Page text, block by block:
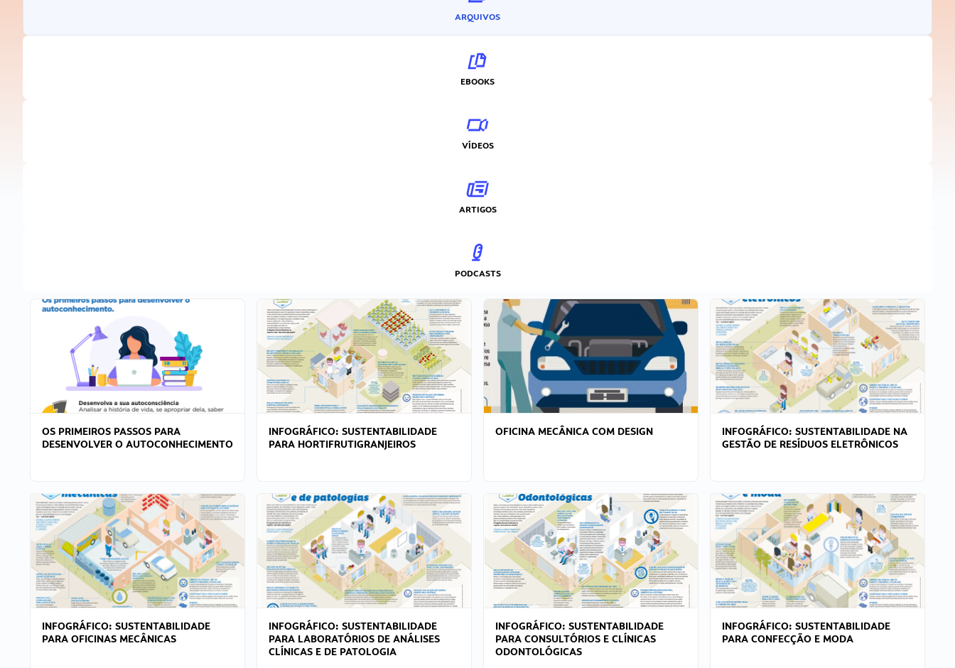
ARQUIVOS
EBOOKS
VÍDEOS
ARTIGOS
PODCASTS
OS PRIMEIROS PASSOS PARA
DESENVOLVER O AUTOCONHECIMENTO
INFOGRÁFICO: SUSTENTABILIDADE
PARA HORTIFRUTIGRANJEIROS
OFICINA MECÂNICA COM DESIGN
INFOGRÁFICO: SUSTENTABILIDADE NA
GESTÃO DE RESÍDUOS ELETRÔNICOS
INFOGRÁFICO: SUSTENTABILIDADE
PARA OFICINAS MECÂNICAS
INFOGRÁFICO: SUSTENTABILIDADE
PARA LABORATÓRIOS DE ANÁLISES
CLÍNICAS E DE PATOLOGIA
INFOGRÁFICO: SUSTENTABILIDADE
PARA CONSULTÓRIOS E CLÍNICAS
ODONTOLÓGICAS
INFOGRÁFICO: SUSTENTABILIDADE
PARA CONFECÇÃO E MODA